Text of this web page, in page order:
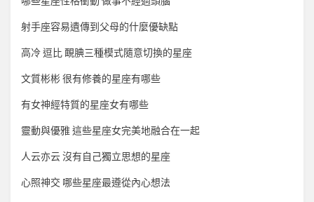
射手座容易遺傳到父母的什麼優缺點
高冷 逗比 靦腆三種模式隨意切換的星座
文質彬彬 很有修養的星座有哪些
有女神經特質的星座女有哪些
靈動與優雅 這些星座女完美地融合在一起
人云亦云 沒有自己獨立思想的星座
心照神交 哪些星座最遵從內心想法